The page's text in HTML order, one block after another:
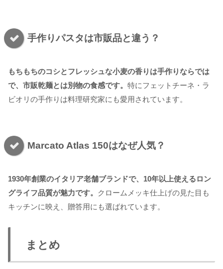
手作りパスタは市販品と違う？
もちもちのコシとフレッシュな小麦の香りは手作りならでは
で、市販乾麺とは別物の食感です。 特にフェットチーネ・ラ
ビオリの手作りは料理研究家にも愛用されています。
Marcato Atlas 150はなぜ人気？
1930年創業のイタリア老舗ブランドで、10年以上使えるロン
グライフ品質が魅力です。
クロームメッキ仕上げの見た目も
キッチンに映え、贈答用にも選ばれています。
まとめ